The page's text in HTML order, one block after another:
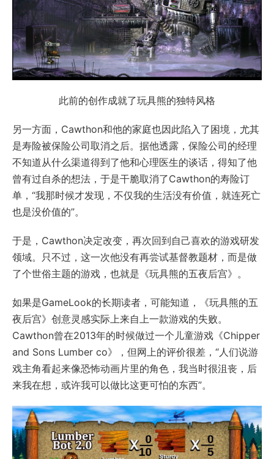
此前的创作成就了玩具熊的独特风格
另一方面，Cawthon和他的家庭也因此陷入了困境，尤其
是寿险被保险公司取消之后。据他透露，保险公司的经理
不知道从什么渠道得到了他和心理医生的谈话，得知了他
曾有过自杀的想法，于是干脆取消了Cawthon的寿险订
单，“我那时候才发现，不仅我的生活没有价值，就连死亡
也是没价值的”。
于是，Cawthon决定改变，再次回到自己喜欢的游戏研发
领域。只不过，这一次他没有再尝试基督教题材，而是做
了个世俗主题的游戏，也就是《玩具熊的五夜后宫》。
如果是GameLook的长期读者，可能知道，《玩具熊的五
夜后宫》创意灵感实际上来自上一款游戏的失败。
Cawthon曾在2013年的时候做过一个儿童游戏《Chipper
and Sons Lumber co》，但网上的评价很差，“人们说游
戏主角看起来像恐怖动画片里的角色，我当时很沮丧，后
来我在想，或许我可以做比这更可怕的东西”。